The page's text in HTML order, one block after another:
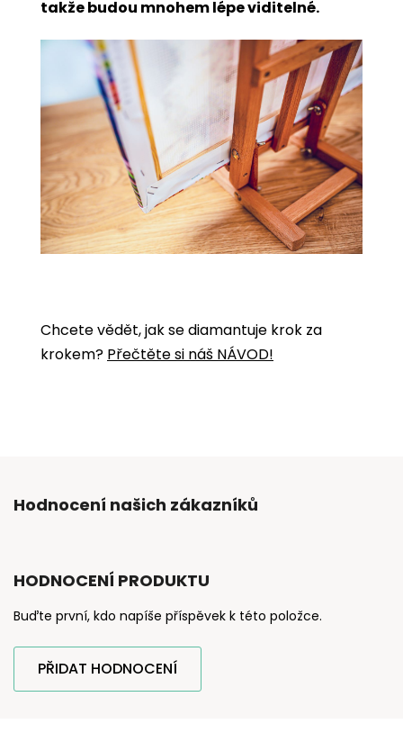
takže budou mnohem lépe viditelné.
Chcete vědět, jak se diamantuje krok za
krokem? Přečtěte si náš NÁVOD!
Hodnocení našich zákazníků
HODNOCENÍ PRODUKTU
Buďte první, kdo napíše příspěvek k této položce.
PŘIDAT HODNOCENÍ